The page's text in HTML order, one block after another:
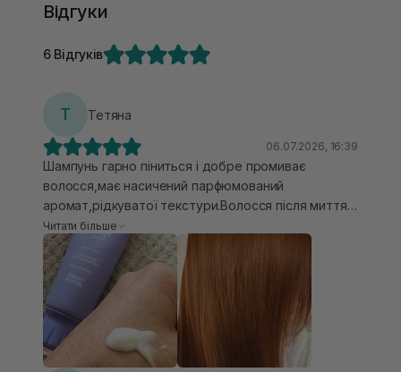
Відгуки
6 Відгуків
Т Тетяна
06.07.2026, 16:39
Шампунь гарно піниться і добре промиває
волосся,має насичений парфюмований
аромат,рідкуватої текстури.Волосся після миття
цим шампунем чудово зволожене,
наповнене,розсипчасте,мʼяке і приємне на дотик.
Кондиціонер також має насичений парфюмований
аромат,вже густої кремової текстури,легко
наносити і розподіляти на волосся.Дає гарне
зволоження волосині,згладжує посічені волосинки
по довжині,волосся
мʼякеньке,структуроване(волосинка в
Читати більше